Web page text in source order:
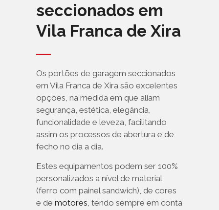
seccionados em
Vila Franca de Xira
Os portões de garagem seccionados
em Vila Franca de Xira são excelentes
opções, na medida em que aliam
segurança, estética, elegância,
funcionalidade e leveza, facilitando
assim os processos de abertura e de
fecho no dia a dia.
Estes equipamentos podem ser 100%
personalizados a nível de material
(ferro com painel sandwich), de cores
e de motores, tendo sempre em conta